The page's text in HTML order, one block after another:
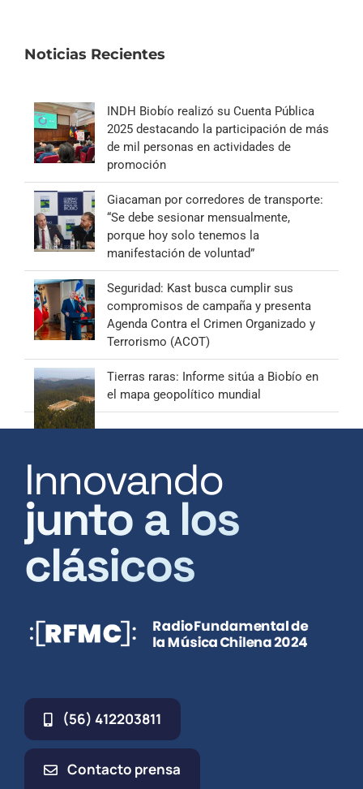
Noticias Recientes
INDH Biobío realizó su Cuenta Pública
2025 destacando la participación de más
de mil personas en actividades de
promoción
Giacaman por corredores de transporte:
“Se debe sesionar mensualmente,
porque hoy solo tenemos la
manifestación de voluntad”
Seguridad: Kast busca cumplir sus
compromisos de campaña y presenta
Agenda Contra el Crimen Organizado y
Terrorismo (ACOT)
Tierras raras: Informe sitúa a Biobío en
el mapa geopolítico mundial
Innovando
junto a los
clásicos
(56) 412203811
Contacto prensa